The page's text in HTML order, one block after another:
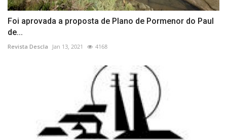
Foi aprovada a proposta de Plano de Pormenor do Paul
de...
Revista Descla Jan 13, 2021 4168